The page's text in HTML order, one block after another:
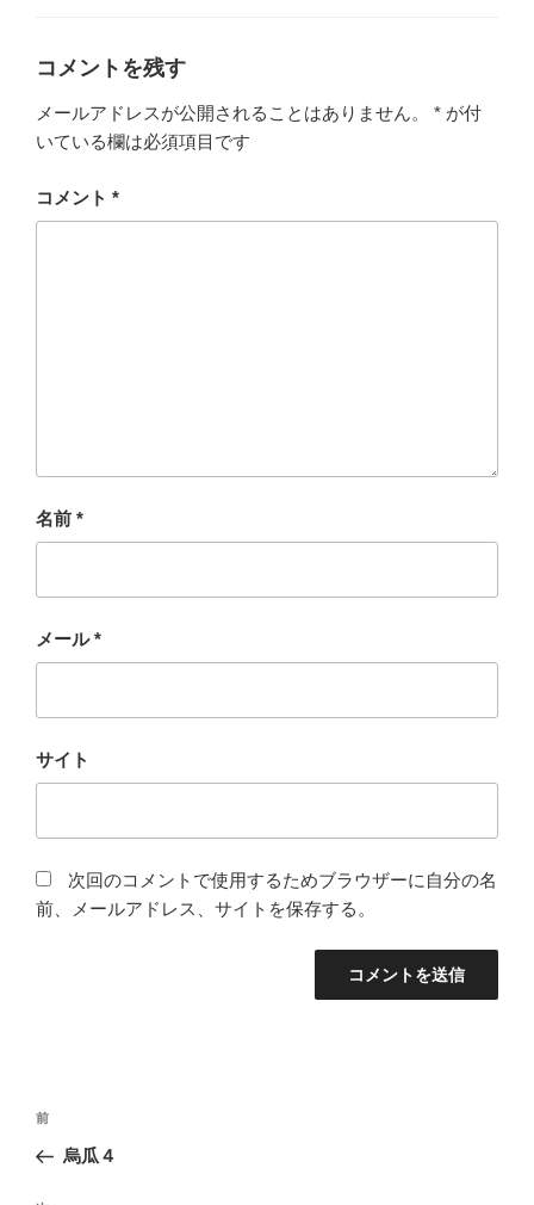
コメントを残す
メールアドレスが公開されることはありません。 * が付
いている欄は必須項目です
コメント *
名前 *
メール*
サイト
次回のコメントで使用するためブラウザーに自分の名
前、メールアドレス、サイトを保存する。
投
ナ
過
去
前
烏瓜４